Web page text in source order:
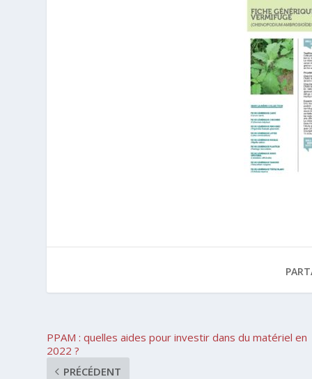
PPAM : quelles aides pour investir dans du matériel en
2022 ?
PRÉCÉDENT